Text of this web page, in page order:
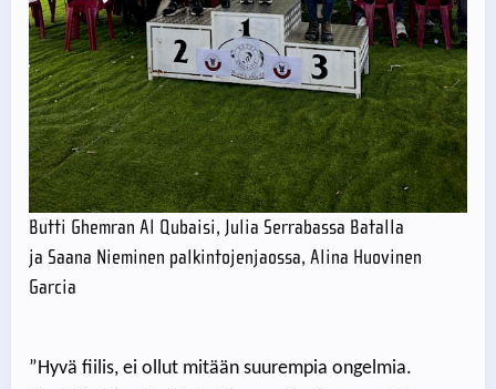
Butti Ghemran Al Qubaisi, Julia Serrabassa Batalla
ja Saana Nieminen palkintojenjaossa, Alina Huovinen
Garcia
”Hyvä fiilis, ei ollut mitään suurempia ongelmia.